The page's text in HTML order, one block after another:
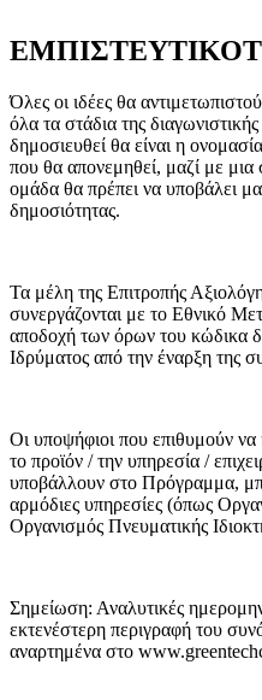
Όλες οι ιδέες θα
όλα τα στάδια της
δημοσιευθεί θα είναι η
που θα απονεμηθεί, μαζί με
ομάδα θα πρέπει να υποβάλει
δημοσιότητας.
Τα μέλη της Επιτροπής
συνεργάζονται με το Εθνικό
αποδοχή των όρων του κώδικα
Ιδρύματος από την έναρξη της
Οι υποψήφιοι που επιθυμούν
το προϊόν / την υπηρεσία /
υποβάλλουν στο Πρόγραμμα,
αρμόδιες υπηρεσίες (όπως
Οργανισμός Πνευματικής
Σημείωση: Αναλυτικές
εκτενέστερη περιγραφή του
αναρτημένα στο www.